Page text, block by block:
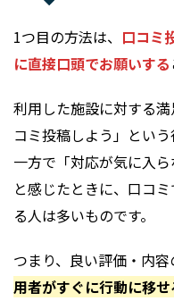
1つ目の方法は、 口コミ
に直接口頭でお願いする
利用した施設に対する
コミ投稿しよう」とい
一方で「対応が気に入
と感じたときに、口コ
る人は多いものです。
つまり、良い評価・内容
用者がすぐに行動に移